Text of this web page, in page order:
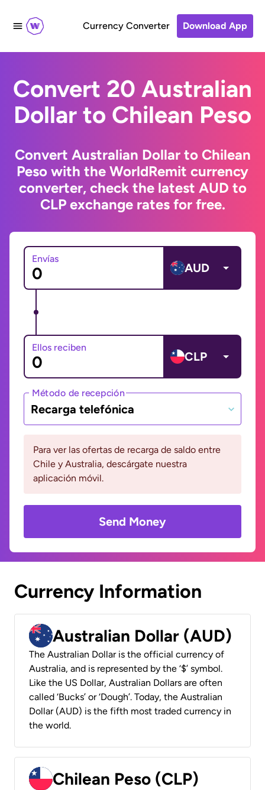
Currency Converter Download App
Convert 20 Australian
Dollar to Chilean Peso
Convert Australian Dollar to Chilean
Peso with the WorldRemit currency
converter, check the latest AUD to
CLP exchange rates for free.
Envías
AUD
Ellos reciben
CLP
Método de recepción
Recarga telefónica
Para ver las ofertas de recarga de saldo entre
Chile y Australia, descárgate nuestra
aplicación móvil.
Send Money
Currency Information
Australian Dollar (AUD)
The Australian Dollar is the official currency of
Australia, and is represented by the ‘$’ symbol.
Like the US Dollar, Australian Dollars are often
called ‘Bucks’ or ‘Dough’. Today, the Australian
Dollar (AUD) is the fifth most traded currency in
the world.
Chilean Peso (CLP)